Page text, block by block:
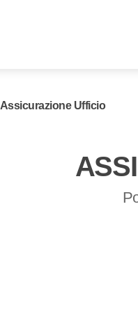
Assicurazione Ufficio